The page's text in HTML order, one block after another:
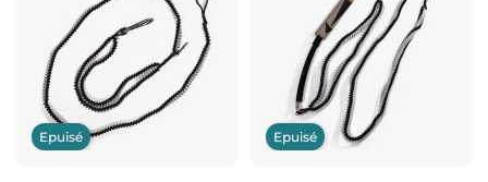
Epuisé Epuisé